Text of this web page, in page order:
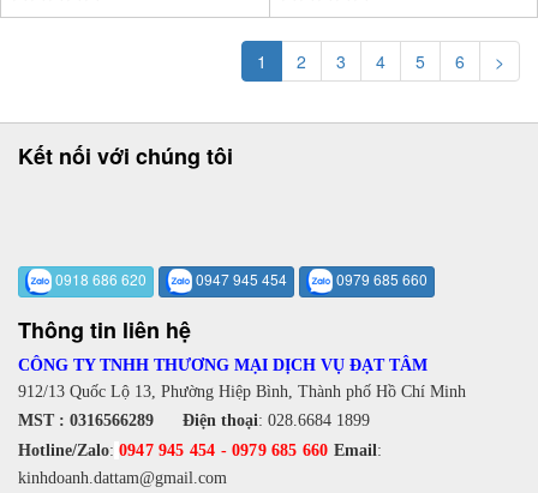
1 2 3 4 5 6 >
Kết nối với chúng tôi
0918 686 620 0947 945 454 0979 685 660
Thông tin liên hệ
CÔNG TY TNHH THƯƠNG MẠI DỊCH VỤ ĐẠT TÂM
912/13 Quốc Lộ 13, Phường Hiệp Bình, Thành phố Hồ Chí Minh
MST : 0316566289 Điện thoại: 028.6684 1899
Hotline/Zalo: 0947 945 454 -0979 685 660 Email:
kinhdoanh.dattam@gmail.com